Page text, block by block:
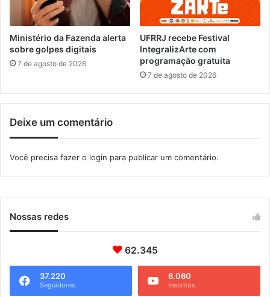
e
t
r
t
n
o
n
a
B
3
,
m
I
a
g
Ministério da Fazenda alerta
sobre golpes digitais
7 de agosto de 2026
UFRRJ recebe Festival
IntegralizArte com
programação gratuita
7 de agosto de 2026
Deixe um comentário
Você precisa fazer o login para publicar um comentário.
Nossas redes
62.345
37.220
Seguidores
6.060
Inscritos